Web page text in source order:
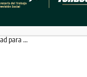
Claudia Sheinbaum Pardo,
para ...